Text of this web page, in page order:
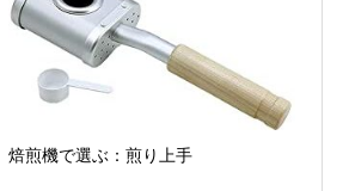
焙煎機で選ぶ：煎り上手